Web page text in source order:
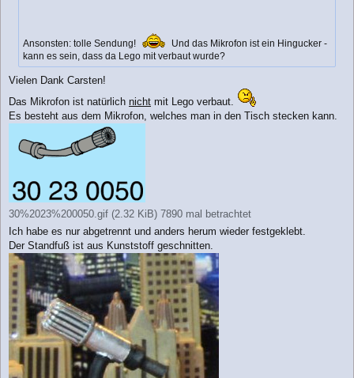
Ansonsten: tolle Sendung!
Und das Mikrofon ist ein Hingucker -
kann es sein, dass da Lego mit verbaut wurde?
Vielen Dank Carsten!
Das Mikrofon ist natürlich nicht mit Lego verbaut.
Es besteht aus dem Mikrofon, welches man in den Tisch stecken kann.
30%2023%200050.gif (2.32 KiB) 7890 mal betrachtet
Ich habe es nur abgetrennt und anders herum wieder festgeklebt.
Der Standfuß ist aus Kunststoff geschnitten.